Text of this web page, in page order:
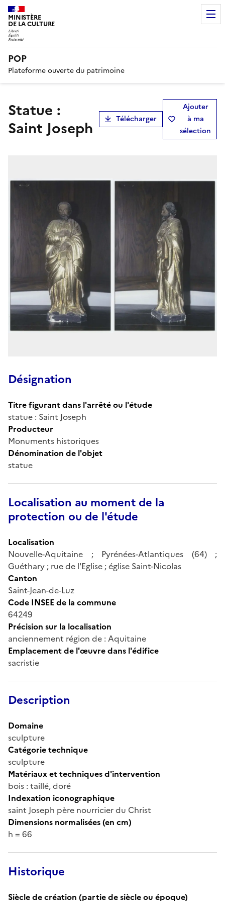
MINISTÈRE
DE LA CULTURE
POP
Plateforme ouverte du patrimoine
statue :
Saint Joseph
Télécharger
Ajouter
à ma
sélection
Désignation
Titre figurant dans l'arrêté ou l'étude
statue : Saint Joseph
Producteur
Monuments historiques
Dénomination de l'objet
statue
Localisation au moment de la
protection ou de l'étude
Localisation
Nouvelle-Aquitaine ; Pyrénées-Atlantiques (64) ;
Guéthary ; rue de l'Eglise ; église Saint-Nicolas
Canton
Saint-Jean-de-Luz
Code INSEE de la commune
64249
Précision sur la localisation
anciennement région de : Aquitaine
Emplacement de l'œuvre dans l'édifice
sacristie
Description
Domaine
sculpture
Catégorie technique
sculpture
Matériaux et techniques d'intervention
bois : taillé, doré
Indexation iconographique
saint Joseph père nourricier du Christ
Dimensions normalisées (en cm)
h = 66
Historique
Siècle de création (partie de siècle ou époque)